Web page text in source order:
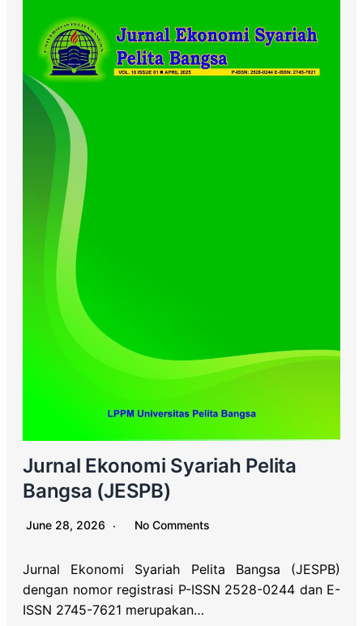
Jurnal Ekonomi Syariah Pelita
Bangsa (JESPB)
June 28, 2026 No Comments
Jurnal Ekonomi Syariah Pelita Bangsa (JESPB)
dengan nomor registrasi P-ISSN 2528-0244 dan E-
ISSN 2745-7621 merupakan…